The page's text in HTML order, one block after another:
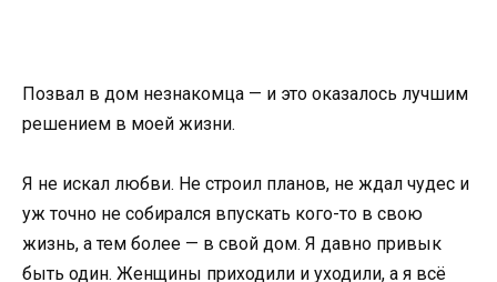
Позвал в дом незнакомца — и это оказалось лучшим
решением в моей жизни.
Я не искал любви. Не строил планов, не ждал чудес и
уж точно не собирался впускать кого-то в свою
жизнь, а тем более — в свой дом. Я давно привык
быть один. Женщины приходили и уходили, а я всё